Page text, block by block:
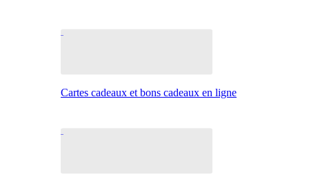
Cartes cadeaux et bons cadeaux en ligne